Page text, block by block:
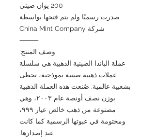
200 يوان صيني
صدرت رسميًا ولم يتم فتحها بواسطة
شركة China Mint Company
⸻
وصف المنتج:
عملة الباندا الصينية الذهبية هي سلسلة
عملات ذهبية صينية نموذجية، تحظى
بشعبية عالمية. صُنعت هذه العملة الذهبية
بوزن نصف أونصة عام ٢٠٠٣، وهي
مصنوعة من ذهب خالص عيار ٩٩٩،
ومختومة في عبوتها الرسمية كما كانت
عند إصدارها.